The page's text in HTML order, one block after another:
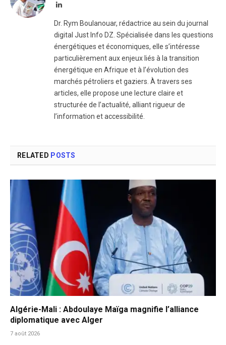
LinkedIn
Dr. Rym Boulanouar, rédactrice au sein du journal
digital Just Info DZ. Spécialisée dans les questions
énergétiques et économiques, elle s’intéresse
particulièrement aux enjeux liés à la transition
énergétique en Afrique et à l’évolution des
marchés pétroliers et gaziers. À travers ses
articles, elle propose une lecture claire et
structurée de l’actualité, alliant rigueur de
l’information et accessibilité.
RELATED POSTS
Algérie-Mali : Abdoulaye Maïga magnifie l’alliance
diplomatique avec Alger
7 août 2026